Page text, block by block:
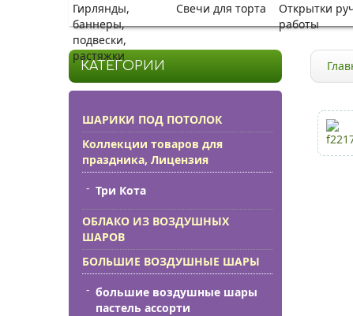
Гирлянды,
баннеры,
подвески,
растяжки
Свечи для торта
Открытки
работы
КАТЕГОРИИ
ШАРИКИ ПОД ПОТОЛОК
Коллекции товаров для
праздника, Лицензия
Три Кота
ОБЛАКО ИЗ ВОЗДУШНЫХ
ШАРОВ
БОЛЬШИЕ ВОЗДУШНЫЕ ШАРЫ
большие воздушные шары
пастель ассорти